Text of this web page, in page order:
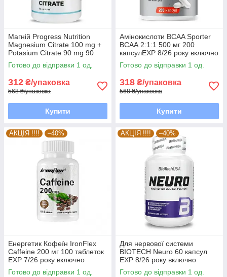
Магній Progress Nutrition
Magnesium Citrate 100 mg +
Potasium Citrate 90 mg 90
капсул EXP 8/26 року
включно
Готово до відправки 1 од.
312 ₴/упаковка
568 ₴/упаковка
Купити
Амінокислоти BCAA Sporter
ВСАА 2:1:1 500 мг 200
капсулEXP 8/26 року включно
Готово до відправки 1 од.
318 ₴/упаковка
568 ₴/упаковка
Купити
АКЦІЯ !!!! –40%
Енергетик Кофеїн IronFlex
Caffeine 200 мг 100 таблеток
EXP 7/26 року включно
Готово до відправки 1 од.
АКЦІЯ !!!! –40%
Для нервової системи
BIOTECH Neuro 60 капсул
EXP 8/26 року включно
Готово до відправки 1 од.